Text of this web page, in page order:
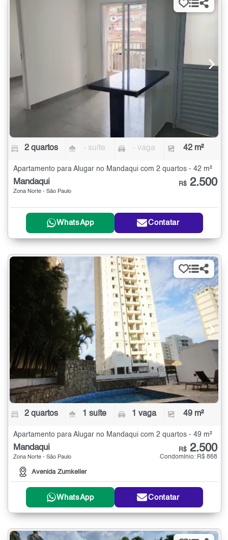
2 quartos - suíte - vaga 42 m²
Apartamento para Alugar no Mandaqui com 2 quartos - 42 m²
Mandaqui
Zona Norte - São Paulo
R$ 2.500
WhatsApp Contatar
2 quartos 1 suíte 1 vaga 49 m²
Apartamento para Alugar no Mandaqui com 2 quartos - 49 m²
Mandaqui
Zona Norte - São Paulo
Avenida Zumkeller
R$ 2.500
Condomínio: R$ 868
WhatsApp Contatar